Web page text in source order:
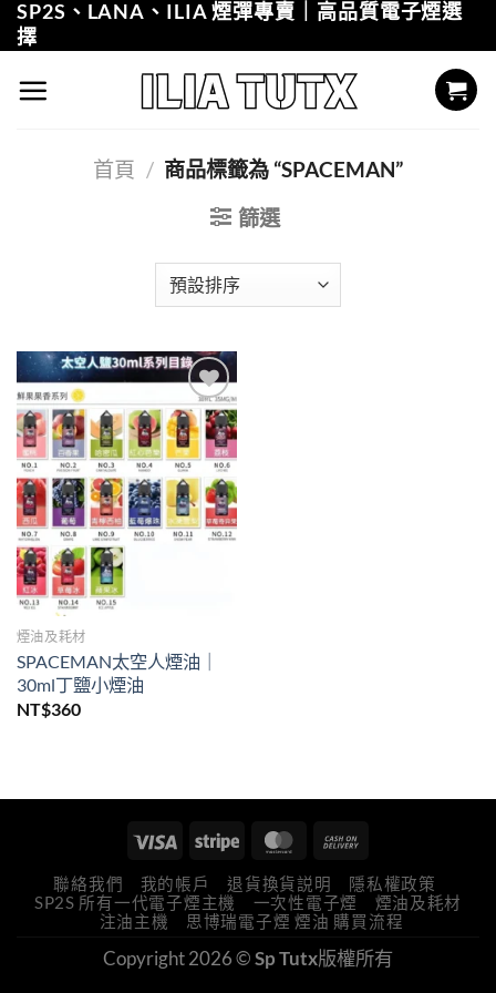
Skip
to
content
SP2S、LANA、ILIA 煙彈專賣｜高品質電子煙選
擇
首頁 / 商品標籤為 “SPACEMAN”
篩選
Add to
wishlist
煙油及耗材
SPACEMAN太空人煙油｜
30ml丁鹽小煙油
NT$360
聯絡我們 我的帳戶 退貨換貨説明
隱私權政策
SP2S 所有一代電子煙主機
一次性電子煙
煙油及耗材
注油主機
思博瑞電子煙 煙油 購買流程
Copyright 2026 ©Sp Tutx版權所有